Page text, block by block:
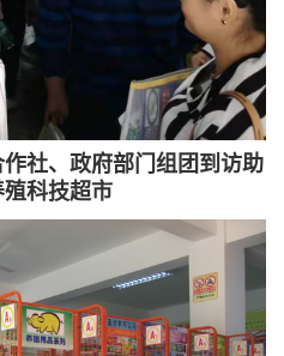
社、政府部门组团到访助
科技超市